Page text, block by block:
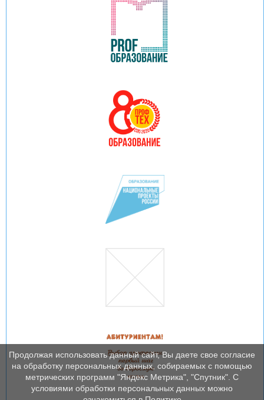
Продолжая использовать данный сайт, Вы даете свое согласие
на обработку персональных данных, собираемых с помощью
метрических программ "Яндекс Метрика", "Спутник". С
условиями обработки персональных данных можно